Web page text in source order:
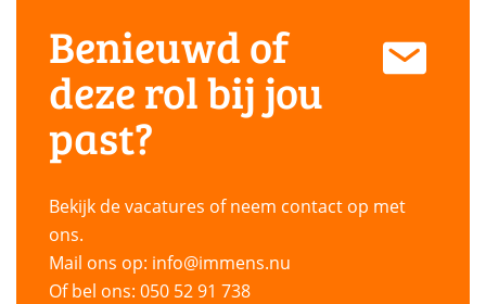
Benieuwd of
deze rol bij jou
past?
Bekijk de vacatures of neem contact op met
ons.
Mail ons op: info@immens.nu
Of bel ons: 050 52 91 738